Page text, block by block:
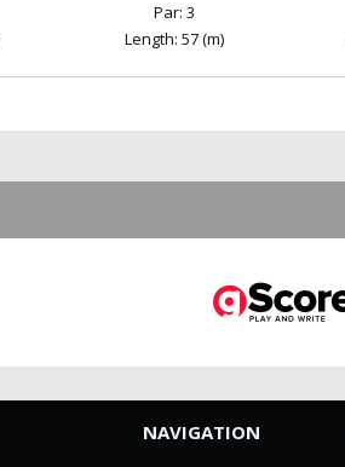
Par: 3
Length: 57 (m)
NAVIGATION